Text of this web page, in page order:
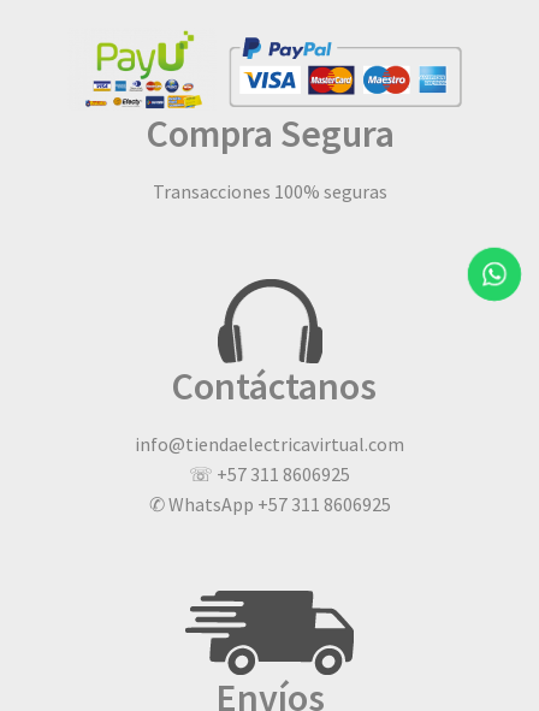
Compra Segura
Transacciones 100% seguras
Contáctanos
info@tiendaelectricavirtual.com
☏ +57 311 8606925
✆ WhatsApp +57 311 8606925
Envíos